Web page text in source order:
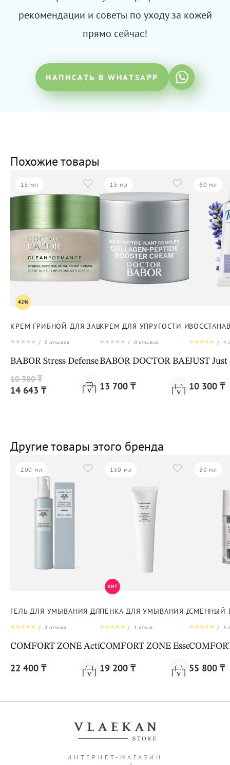
рекомендации и советы по уходу за кожей
прямо сейчас!
НАПИСАТЬ В WHATSAPP
Похожие товары
15 мл
42%
КРЕМ ГРИБНОЙ ДЛЯ ЗАЩИТЫ ОТ СТРЕССА ДЛЯ ЛИЦА
/ 0 отзывов
BABOR Stress Defense Mushroom Cream
10 300 ₸
14 643 ₸
15 мл
КРЕМ ДЛЯ УПРУГОСТИ И
/ 0 отзывов
BABOR DOCTOR BABOR
13 700 ₸
60 мл
/ 4
JUST
10 300 ₸
Другие товары этого бренда
200 мл
ГЕЛЬ ДЛЯ УМЫВАНИЯ ДЛЯ ЛИЦА
/ 3 отзыва
COMFORT ZONE Active Pureness Gel
22 400 ₸
150 мл
ПЕНКА ДЛЯ УМЫВАНИЯ ДЛЯ ЛИЦА
/ 1 отзыв
COMFORT ZONE Essential Face
19 200 ₸
30 мл
СМЕННЫЙ
/ 3
55 800 ₸
ИНТЕРНЕТ-МАГАЗИН